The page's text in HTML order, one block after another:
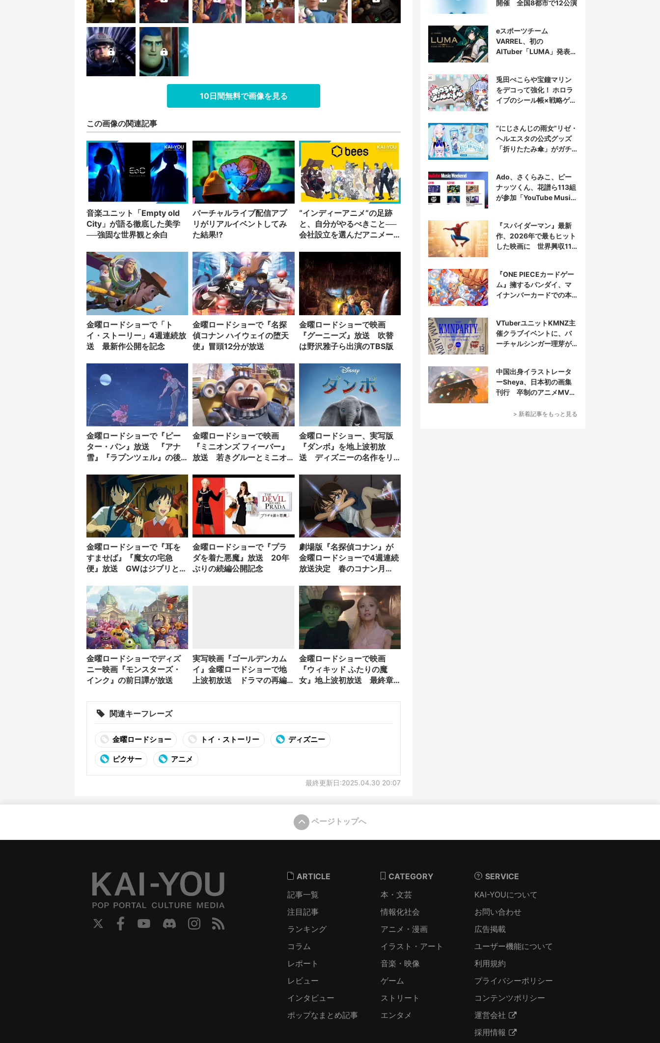
10日間無料で画像を見る
この画像の関連記事
音楽ユニット「Empty old
City」が語る徹底した美学
──強固な世界観と余白
バーチャルライブ配信アプ
リがリアルイベントしてみ
た結果!?
“インディーアニメ“の足跡
と、自分がやるべきこと──
会社設立を選んだアニメー
金曜ロードショーで「ト
イ・ストーリー」4週連続放
送 最新作公開を記念
金曜ロードショーで『名探
偵コナン ハイウェイの堕天
使』冒頭12分が放送
金曜ロードショーで映画
『グーニーズ』放送 吹替
は野沢雅子ら出演のTBS版
金曜ロードショーで『ピー
ター・パン』放送 『アナ
雪』『ラプンツェル』の後
金曜ロードショーで映画
『ミニオンズ フィーバー』
放送 若きグルーとミニオ
金曜ロードショー、実写版
『ダンボ』を地上波初放
送 ディズニーの名作をリ
金曜ロードショーで『耳を
すませば』『魔女の宅急
便』放送 GWはジブリと一
金曜ロードショーで『プラ
ダを着た悪魔』放送 20年
ぶりの続編公開記念
劇場版『名探偵コナン』が
金曜ロードショーで4週連続
放送決定 春のコナン月
金曜ロードショーでディズ
ニー映画『モンスターズ・
インク』の前日譚が放送
実写映画『ゴールデンカム
イ』金曜ロードショーで地
上波初放送 ドラマの再編
金曜ロードショーで映画
『ウィキッド ふたりの魔
女』地上波初放送 最終章
関連キーフレーズ
金曜ロードショー トイ・ストーリー ディズニー
ピクサー アニメ
最終更新日:2025.04.30 20:07
開催 全国8都市で12公演
eスポーツチーム
VARREL、初の
AITuber「LUMA」発表
兎田ぺこらや宝鐘マリン
をデコって強化！ ホロラ
イブのシール帳×戦略ゲー
“にじさんじの雨女”リゼ・
ヘルエスタの公式グッズ
「折りたたみ傘」がガチ
Ado、さくらみこ、ピー
ナッツくん、花譜ら113組
が参加「YouTube Music
『スパイダーマン』最新
作、2026年で最もヒット
した映画に 世界興収11
『ONE PIECEカードゲー
ム』擁するバンダイ、マ
イナンバーカードでの本
VTuberユニットKMNZ主
催クラブイベントに、バ
ーチャルシンガー理芽が
中国出身イラストレータ
ーSheya、日本初の画集
刊行 卒制のアニメMVが
> 新着記事をもっと見る
ページトップへ
ARTICLE
記事一覧
注目記事
ランキング
コラム
レポート
レビュー
インタビュー
ポップなまとめ記事
CATEGORY
本・文芸
情報化社会
アニメ・漫画
イラスト・アート
音楽・映像
ゲーム
ストリート
エンタメ
SERVICE
KAI-YOUについて
お問い合わせ
広告掲載
ユーザー機能について
利用規約
プライバシーポリシー
コンテンツポリシー
運営会社
採用情報